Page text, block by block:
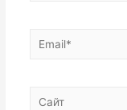
Email*
Сайт